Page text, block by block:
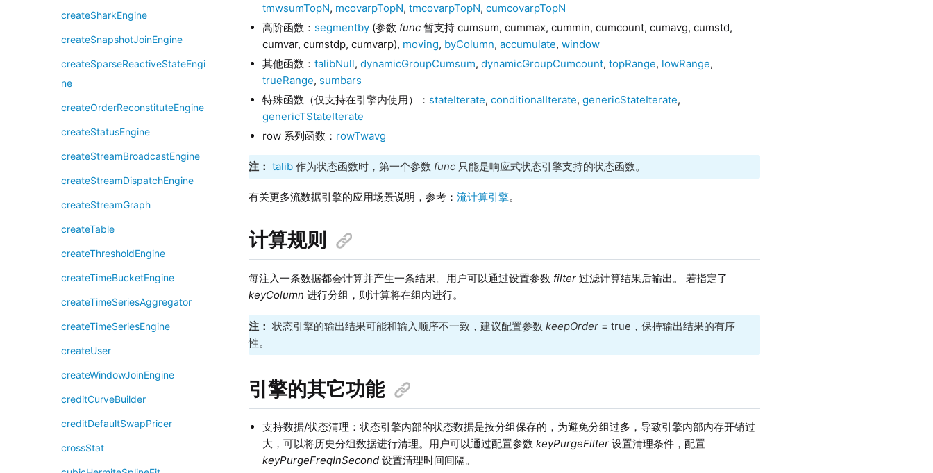
createSharkEngine
createSnapshotJoinEngine
createSparseReactiveStateEngi
ne
createOrderReconstituteEngine
createStatusEngine
createStreamBroadcastEngine
createStreamDispatchEngine
createStreamGraph
createTable
createThresholdEngine
createTimeBucketEngine
createTimeSeriesAggregator
createTimeSeriesEngine
createUser
createWindowJoinEngine
creditCurveBuilder
creditDefaultSwapPricer
crossStat
tmwsumTopN, mcovarpTopN,tmcovarpTopN,cumcovarpTopN
高阶函数： segmentby (参数 func 暂支持 cumsum, cummax, cummin, cumcount, cumavg, cumstd,
cumvar, cumstdp, cumvarp), moving, byColumn,accumulate,window
其他函数：talibNull,dynamicGroupCumsum,dynamicGroupCumcount,topRange, lowRange,
trueRange, sumbars
特殊函数（仅支持在引擎内使用）： stateIterate,conditionalIterate,genericStateIterate,
genericTStateIterate
row 系列函数： rowTwavg
注： talib 作为状态函数时，第一个参数 func 只能是响应式状态引擎支持的状态函数。
有关更多流数据引擎的应用场景说明，参考：流计算引擎。
计算规则
每注入一条数据都会计算并产生一条结果。用户可以通过设置参数 filter 过滤计算结果后输出。 若指定了
keyColumn 进行分组，则计算将在组内进行。
注： 状态引擎的输出结果可能和输入顺序不一致，建议配置参数keepOrder = true，保持输出结果的有序
性。
引擎的其它功能
支持数据/状态清理：状态引擎内部的状态数据是按分组保存的，为避免分组过多，导致引擎内部内存开销过
大，可以将历史分组数据进行清理。用户可以通过配置参数keyPurgeFilter 设置清理条件，配置
keyPurgeFreqInSecond 设置清理时间间隔。